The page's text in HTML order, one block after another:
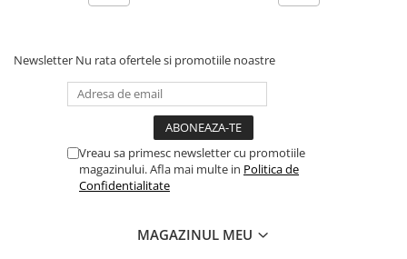
Newsletter Nu rata ofertele si promotiile noastre
Vreau sa primesc newsletter cu promotiile
magazinului. Afla mai multe in Politica de
Confidentialitate
MAGAZINUL MEU